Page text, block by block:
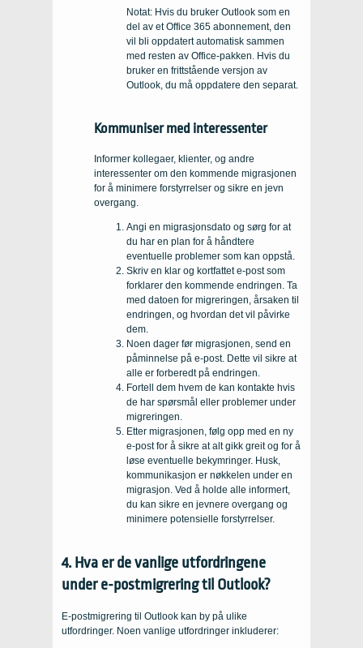
Notat: Hvis du bruker Outlook som en
del av et Office 365 abonnement, den
vil bli oppdatert automatisk sammen
med resten av Office-pakken. Hvis du
bruker en frittstående versjon av
Outlook, du må oppdatere den separat.
Kommuniser med interessenter
Informer kollegaer, klienter, og andre
interessenter om den kommende migrasjonen
for å minimere forstyrrelser og sikre en jevn
overgang.
Angi en migrasjonsdato og sørg for at
du har en plan for å håndtere
eventuelle problemer som kan oppstå.
Skriv en klar og kortfattet e-post som
forklarer den kommende endringen. Ta
med datoen for migreringen, årsaken til
endringen, og hvordan det vil påvirke
dem.
Noen dager før migrasjonen, send en
påminnelse på e-post. Dette vil sikre at
alle er forberedt på endringen.
Fortell dem hvem de kan kontakte hvis
de har spørsmål eller problemer under
migreringen.
Etter migrasjonen, følg opp med en ny
e-post for å sikre at alt gikk greit og for å
løse eventuelle bekymringer. Husk,
kommunikasjon er nøkkelen under en
migrasjon. Ved å holde alle informert,
du kan sikre en jevnere overgang og
minimere potensielle forstyrrelser.
4. Hva er de vanlige utfordringene
under e-postmigrering til Outlook?
E-postmigrering til Outlook kan by på ulike
utfordringer. Noen vanlige utfordringer inkluderer: